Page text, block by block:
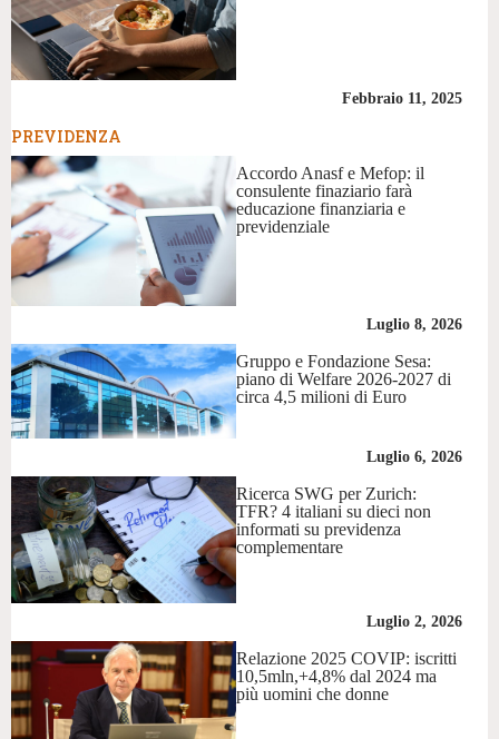
Febbraio 11, 2025
PREVIDENZA
Accordo Anasf e Mefop: il
consulente finaziario farà
educazione finanziaria e
previdenziale
Luglio 8, 2026
Gruppo e Fondazione Sesa:
piano di Welfare 2026-2027 di
circa 4,5 milioni di Euro
Luglio 6, 2026
Ricerca SWG per Zurich:
TFR? 4 italiani su dieci non
informati su previdenza
complementare
Luglio 2, 2026
Relazione 2025 COVIP: iscritti
10,5mln,+4,8% dal 2024 ma
più uomini che donne